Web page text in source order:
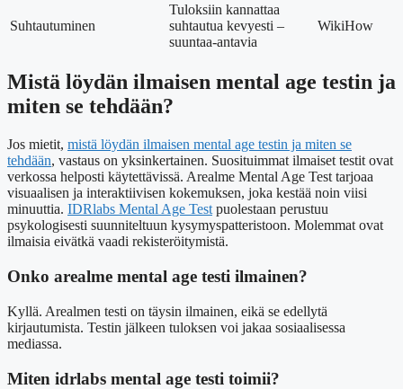
Suhtautuminen
Tuloksiin kannattaa
suhtautua kevyesti –
suuntaa-antavia
WikiHow
Mistä löydän ilmaisen mental age testin ja
miten se tehdään?
Jos mietit, mistä löydän ilmaisen mental age testin ja miten se
tehdään, vastaus on yksinkertainen. Suosituimmat ilmaiset testit ovat
verkossa helposti käytettävissä. Arealme Mental Age Test tarjoaa
visuaalisen ja interaktiivisen kokemuksen, joka kestää noin viisi
minuuttia. IDRlabs Mental Age Test puolestaan perustuu
psykologisesti suunniteltuun kysymyspatteristoon. Molemmat ovat
ilmaisia eivätkä vaadi rekisteröitymistä.
Onko arealme mental age testi ilmainen?
Kyllä. Arealmen testi on täysin ilmainen, eikä se edellytä
kirjautumista. Testin jälkeen tuloksen voi jakaa sosiaalisessa
mediassa.
Miten idrlabs mental age testi toimii?